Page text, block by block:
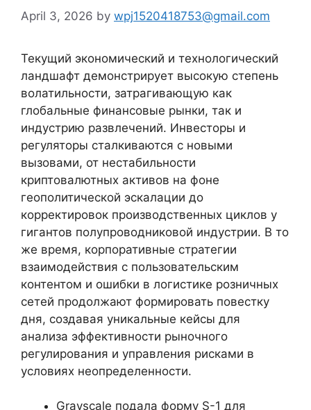
April 3, 2026 by wpj1520418753@gmail.com
Текущий экономический и технологический
ландшафт демонстрирует высокую степень
волатильности, затрагивающую как
глобальные финансовые рынки, так и
индустрию развлечений. Инвесторы и
регуляторы сталкиваются с новыми
вызовами, от нестабильности
криптовалютных активов на фоне
геополитической эскалации до
корректировок производственных циклов у
гигантов полупроводниковой индустрии. В то
же время, корпоративные стратегии
взаимодействия с пользовательским
контентом и ошибки в логистике розничных
сетей продолжают формировать повестку
дня, создавая уникальные кейсы для
анализа эффективности рыночного
регулирования и управления рисками в
условиях неопределенности.
Grayscale подала форму S-1 для